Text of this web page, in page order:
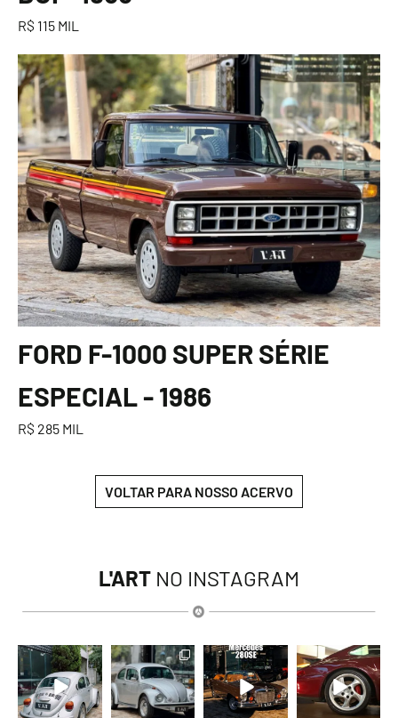
R$ 115 MIL
FORD F-1000 SUPER SÉRIE
ESPECIAL - 1986
R$ 285 MIL
VOLTAR PARA NOSSO ACERVO
L'ART NO INSTAGRAM
lart.br
Ago 6
lart.br
Ago 6
lart.br
Ago 5
lart.br
Ago 5